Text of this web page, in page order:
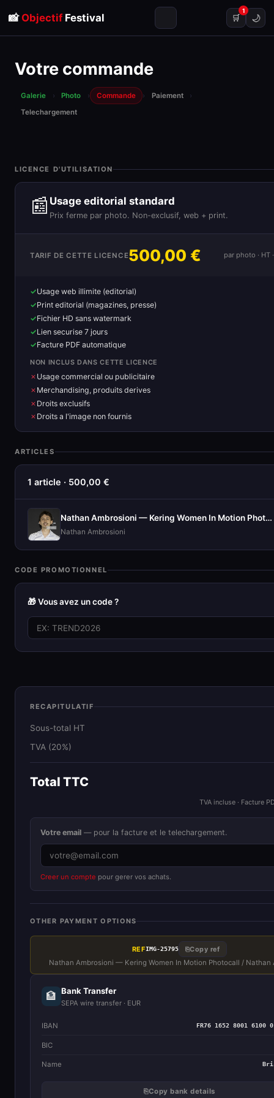
📸 ObjectifFestival 🛒
1
🌙
Votre commande
Galerie › Photo › Commande › Paiement
›
Telechargement
LICENCE D'UTILISATION
📰 Usage editorial standard
Prix ferme par photo. Non-exclusif, web + print.
TARIF DE CETTE LICENCE500,00 € par photo · HT
Usage web illimite (editorial)
Print editorial (magazines, presse)
Fichier HD sans watermark
Lien securise 7 jours
Facture PDF automatique
NON INCLUS DANS CETTE LICENCE
Usage commercial ou publicitaire
Merchandising, produits derives
Droits exclusifs
Droits a l'image non fournis
ARTICLES
1 article · 500,00 €
Nathan Ambrosioni — Kering Women In Motion Photocall
Nathan Ambrosioni
CODE PROMOTIONNEL
🎁 Vous avez un code ?
RECAPITULATIF
Sous-total HT
TVA (20%)
Total TTC
TVA incluse · Facture
Votre email — pour la facture et le telechargement.
Creer un compte pour gerer vos achats.
OTHER PAYMENT OPTIONS
REFIMG-25795 ⎘Copy ref
Nathan Ambrosioni — Kering Women In Motion Photocall / Nathan
🏦 Bank Transfer
SEPA wire transfer · EUR
IBAN FR76 1652 8001 6100
BIC
Name
⎘Copy bank details